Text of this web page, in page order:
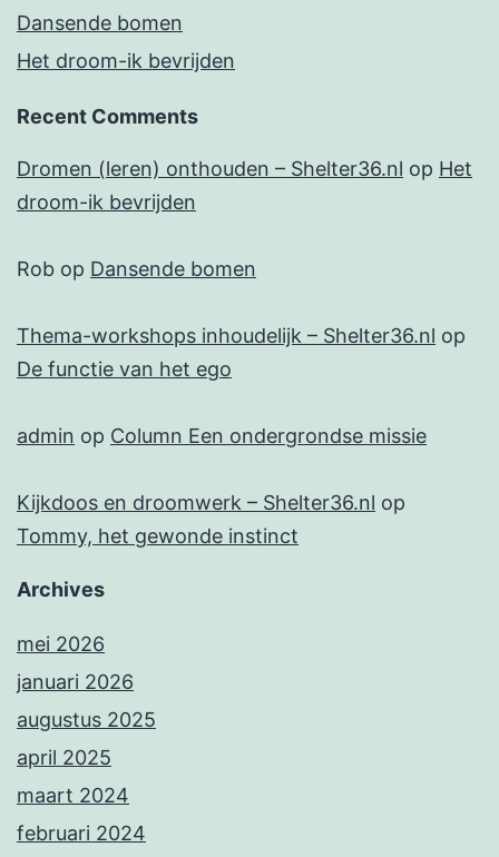
Dansende bomen
Het droom-ik bevrijden
Recent Comments
Dromen (leren) onthouden – Shelter36.nl op Het
droom-ik bevrijden
Rob op Dansende bomen
Thema-workshops inhoudelijk – Shelter36.nl op
De functie van het ego
admin op Column Een ondergrondse missie
Kijkdoos en droomwerk – Shelter36.nl op
Tommy, het gewonde instinct
Archives
mei 2026
januari 2026
augustus 2025
april 2025
maart 2024
februari 2024